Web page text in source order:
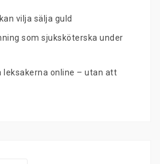
vilja sälja guld
som sjuksköterska under
leksakerna online – utan att